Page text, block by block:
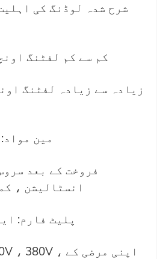
کم سے کم لفٹنگ اونچائی: 800
مین
فروخت کے بعد
انسٹالیشن ،
پلیٹ فارم: